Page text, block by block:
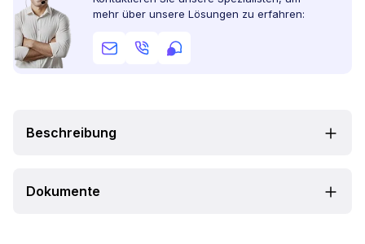
mehr über unsere Lösungen zu erfahren:
Beschreibung
Dokumente